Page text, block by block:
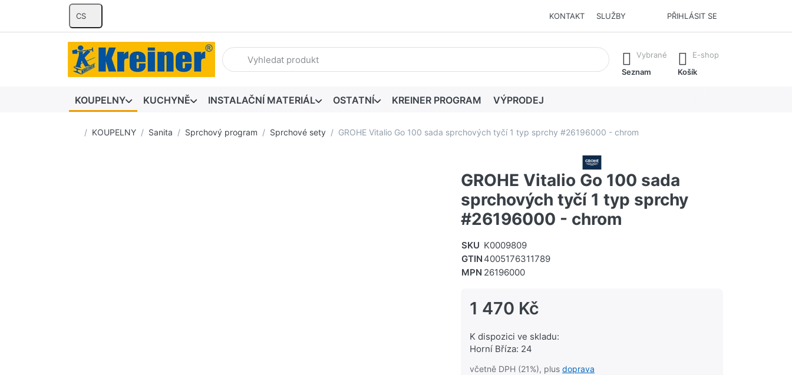
CS KONTAKT SLUŽBY PŘIHLÁSIT SE
Zadejte hledaný výraz. První výsledky se zobrazí automaticky při zadávání. Stisknutím klávesy Enter vyvoláte všechny výsledky.
Vybrané
Seznam
E-shop
Košík
KOUPELNY KUCHYNĚ INSTALAČNÍ MATERIÁL OSTATNÍ KREINER PROGRAM VÝPRODEJ
Domovská stránka
KOUPELNY Sanita Sprchový program Sprchové sety GROHE Vitalio Go 100 sada sprchových tyčí 1 typ sprchy #26196000 - chrom
GROHE Vitalio Go 100 sada
sprchových tyčí 1 typ sprchy
#26196000 - chrom
SKU K0009809
GTIN 4005176311789
MPN 26196000
1 470 Kč
K dispozici ve skladu:
Horní Bříza: 24
včetně DPH (21%), plus doprava